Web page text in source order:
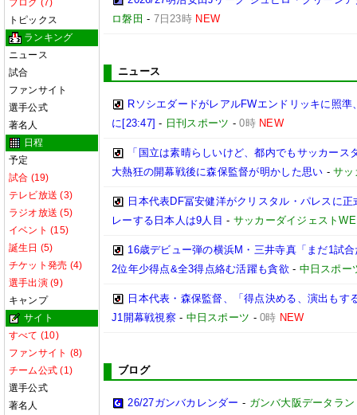
ブログ (7)
トピックス
ランキング
ニュース
試合
ファンサイト
選手公式
著名人
日程
予定
試合 (19)
テレビ放送 (3)
ラジオ放送 (5)
イベント (15)
誕生日 (5)
チケット発売 (4)
選手出演 (9)
キャンプ
サイト
すべて (10)
ファンサイト (8)
チーム公式 (1)
選手公式
著名人
ロ磐田 - 7日23時 NEW
ニュース
RソシエダードがレアルFWエンドリッキに照
に[23:47] - 日刊スポーツ -0時 NEW
「国立は素晴らしいけど、都内でもサッカー
大熱狂の開幕戦後に森保監督が明かした思い -サッ
日本代表DF冨安健洋がクリスタル・パレスに
レーする日本人は9人目 - サッカーダイジェスト
16歳デビュー弾の横浜M・三井寺真「まだ1試
2位年少得点&全3得点絡む活躍も貪欲 - 中日スポー
日本代表・森保監督、「得点決める、演出も
J1開幕戦視察 - 中日スポーツ -0時 NEW
ブログ
26/27ガンバカレンダー - ガンバ大阪データラ